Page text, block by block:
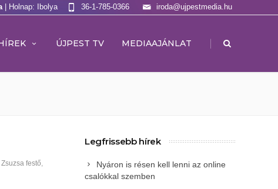
| Holnap: Ibolya iroda@ujpestmedia.hu
36-1-785-0366
ÚJPEST TV MEDIAAJÁNLAT |
festő,
Legfrissebb hírek
Nyáron is résen kell lenni az online
csalókkal szemben